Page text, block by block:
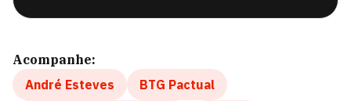
Acompanhe:
André Esteves
BTG Pactual